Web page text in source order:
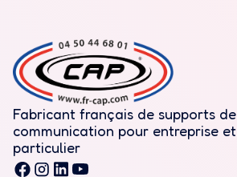
Fabricant français de supports de
communication pour entreprise et
particulier